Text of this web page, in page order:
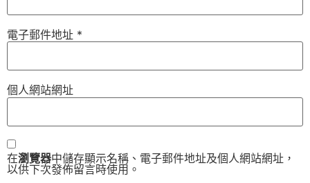
電子郵件地址 *
個人網站網址
在瀏覽器中儲存顯示名稱、電子郵件地址及個人網站網址，
以供下次發佈留言時使用。